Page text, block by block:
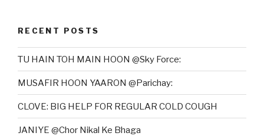
RECENT POSTS
TU HAIN TOH MAIN HOON @Sky Force:
MUSAFIR HOON YAARON @Parichay:
CLOVE: BIG HELP FOR REGULAR COLD COUGH
JANIYE @Chor Nikal Ke Bhaga